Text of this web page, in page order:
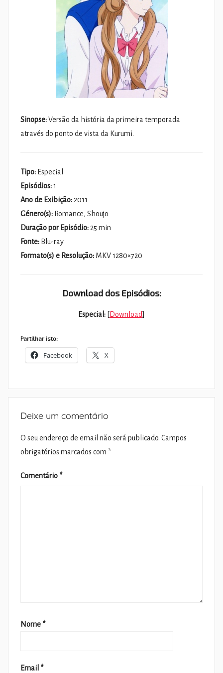
Sinopse:Versão da história da primeira temporada
através do ponto de vista da Kurumi.
Tipo: Especial
Episódios:1
Ano de Exibição: 2011
Género(s): Romance, Shoujo
Duração por Episódio: 25 min
Fonte: Blu-ray
Formato(s) e Resolução: MKV 1280×720
Download dos Episódios:
Especial: [Download]
Partilhar isto:
Facebook X
Deixe um comentário
O seu endereço de email não será publicado. Campos
obrigatórios marcados com *
Comentário *
Nome *
Email *